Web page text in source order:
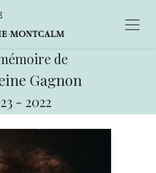
de
Gagnon
- 2022